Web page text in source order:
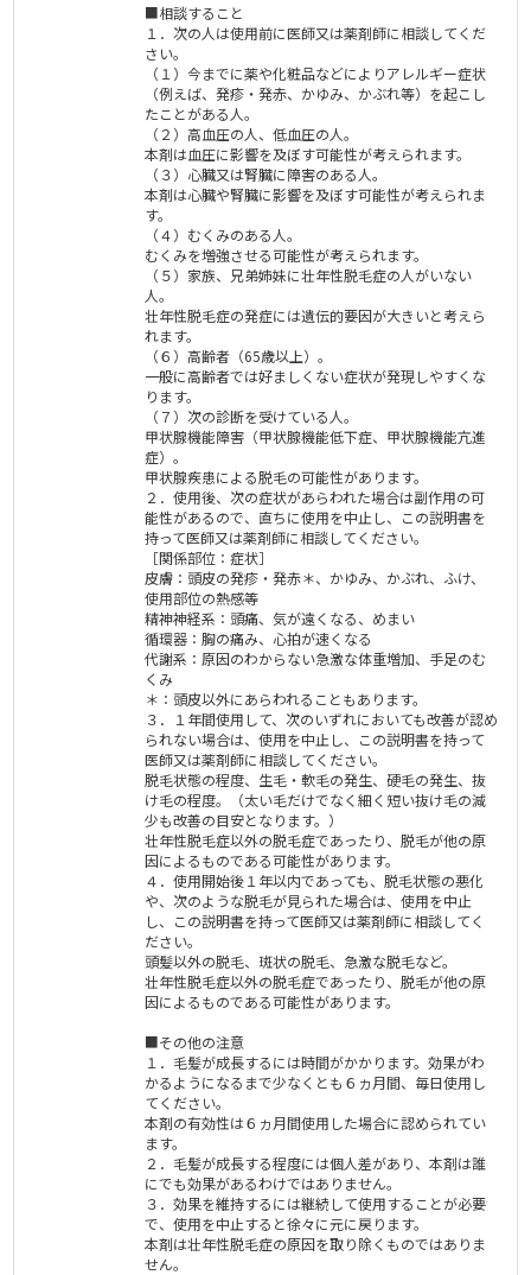
■相談すること
１．次の人は使用前に医師又は薬剤師に相談してくだ
さい。
（１）今までに薬や化粧品などによりアレルギー症状
（例えば、発疹・発赤、かゆみ、かぶれ等）を起こし
たことがある人。
（２）高血圧の人、低血圧の人。
本剤は血圧に影響を及ぼす可能性が考えられます。
（３）心臓又は腎臓に障害のある人。
本剤は心臓や腎臓に影響を及ぼす可能性が考えられま
す。
（４）むくみのある人。
むくみを増強させる可能性が考えられます。
（５）家族、兄弟姉妹に壮年性脱毛症の人がいない
人。
壮年性脱毛症の発症には遺伝的要因が大きいと考えら
れます。
（６）高齢者（65歳以上）。
一般に高齢者では好ましくない症状が発現しやすくな
ります。
（７）次の診断を受けている人。
甲状腺機能障害（甲状腺機能低下症、甲状腺機能亢進
症）。
甲状腺疾患による脱毛の可能性があります。
２．使用後、次の症状があらわれた場合は副作用の可
能性があるので、直ちに使用を中止し、この説明書を
持って医師又は薬剤師に相談してください。
［関係部位：症状］
皮膚：頭皮の発疹・発赤＊、かゆみ、かぶれ、ふけ、
使用部位の熱感等
精神神経系：頭痛、気が遠くなる、めまい
循環器：胸の痛み、心拍が速くなる
代謝系：原因のわからない急激な体重増加、手足のむ
くみ
＊：頭皮以外にあらわれることもあります。
３．１年間使用して、次のいずれにおいても改善が認め
られない場合は、使用を中止し、この説明書を持って
医師又は薬剤師に相談してください。
脱毛状態の程度、生毛・軟毛の発生、硬毛の発生、抜
け毛の程度。（太い毛だけでなく細く短い抜け毛の減
少も改善の目安となります。）
壮年性脱毛症以外の脱毛症であったり、脱毛が他の原
因によるものである可能性があります。
４．使用開始後１年以内であっても、脱毛状態の悪化
や、次のような脱毛が見られた場合は、使用を中止
し、この説明書を持って医師又は薬剤師に相談してく
ださい。
頭髪以外の脱毛、斑状の脱毛、急激な脱毛など。
壮年性脱毛症以外の脱毛症であったり、脱毛が他の原
因によるものである可能性があります。
■その他の注意
１．毛髪が成長するには時間がかかります。効果がわ
かるようになるまで少なくとも６ヵ月間、毎日使用し
てください。
本剤の有効性は６ヵ月間使用した場合に認められてい
ます。
２．毛髪が成長する程度には個人差があり、本剤は誰
にでも効果があるわけではありません。
３．効果を維持するには継続して使用することが必要
で、使用を中止すると徐々に元に戻ります。
本剤は壮年性脱毛症の原因を取り除くものではありま
せん。